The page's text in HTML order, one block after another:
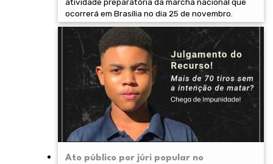
ocorrerá em Brasília no dia 25 de novembro.
Ato público por júri popular no